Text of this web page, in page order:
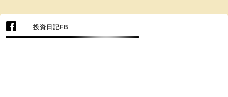
投資日記FB